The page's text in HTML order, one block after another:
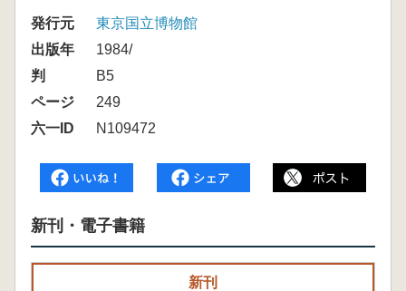
発行元
東京国立博物館
出版年
1984/
判
B5
ページ
249
六一ID
N109472
新刊・電子書籍
新刊